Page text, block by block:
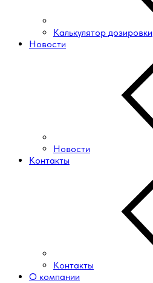
Калькулятор дозировки
Новости
Новости
Контакты
Контакты
О компании